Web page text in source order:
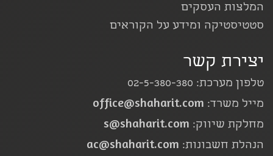
המלצות העסקים
סטטיסטיקה ומידע על הקוראים
יצירת קשר
טלפון מערכת: 02-5-380-380
מייל משרד: office@shaharit.com
מחלקת שיווק: s@shaharit.com
הנהלת חשבונות: ac@shaharit.com